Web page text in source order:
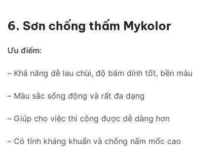
6. Sơn chống thấm Mykolor
Ưu điểm:
– Khả năng dễ lau chùi, độ bám dính tốt, bền màu
– Màu sắc sống động và rất đa dạng
– Giúp cho việc thi công được dễ dàng hơn
– Có tính kháng khuẩn và chống nấm mốc cao